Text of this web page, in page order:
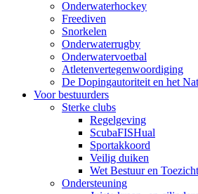
Onderwaterhockey
Freediven
Snorkelen
Onderwaterrugby
Onderwatervoetbal
Atletenvertegenwoordiging
De Dopingautoriteit en het
Voor bestuurders
Sterke clubs
Regelgeving
ScubaFISHual
Sportakkoord
Veilig duiken
Wet Bestuur en
Ondersteuning